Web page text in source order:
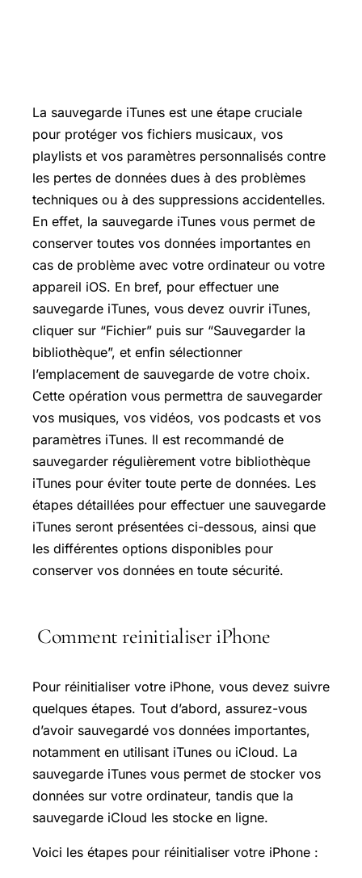
La sauvegarde iTunes est une étape cruciale
pour protéger vos fichiers musicaux, vos
playlists et vos paramètres personnalisés contre
les pertes de données dues à des problèmes
techniques ou à des suppressions accidentelles.
En effet, la sauvegarde iTunes vous permet de
conserver toutes vos données importantes en
cas de problème avec votre ordinateur ou votre
appareil iOS. En bref, pour effectuer une
sauvegarde iTunes, vous devez ouvrir iTunes,
cliquer sur “Fichier” puis sur “Sauvegarder la
bibliothèque”, et enfin sélectionner
l’emplacement de sauvegarde de votre choix.
Cette opération vous permettra de sauvegarder
vos musiques, vos vidéos, vos podcasts et vos
paramètres iTunes. Il est recommandé de
sauvegarder régulièrement votre bibliothèque
iTunes pour éviter toute perte de données. Les
étapes détaillées pour effectuer une sauvegarde
iTunes seront présentées ci-dessous, ainsi que
les différentes options disponibles pour
conserver vos données en toute sécurité.
Comment reinitialiser iPhone
Pour réinitialiser votre iPhone, vous devez suivre
quelques étapes. Tout d’abord, assurez-vous
d’avoir sauvegardé vos données importantes,
notamment en utilisant iTunes ou iCloud. La
sauvegarde iTunes vous permet de stocker vos
données sur votre ordinateur, tandis que la
sauvegarde iCloud les stocke en ligne.
Voici les étapes pour réinitialiser votre iPhone :